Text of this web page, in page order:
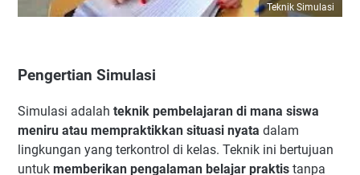
Teknik Simulasi
Pengertian Simulasi
Simulasi adalah teknik pembelajaran di mana siswa
meniru atau mempraktikkan situasi nyata dalam
lingkungan yang terkontrol di kelas. Teknik ini bertujuan
untuk memberikan pengalaman belajar praktis tanpa